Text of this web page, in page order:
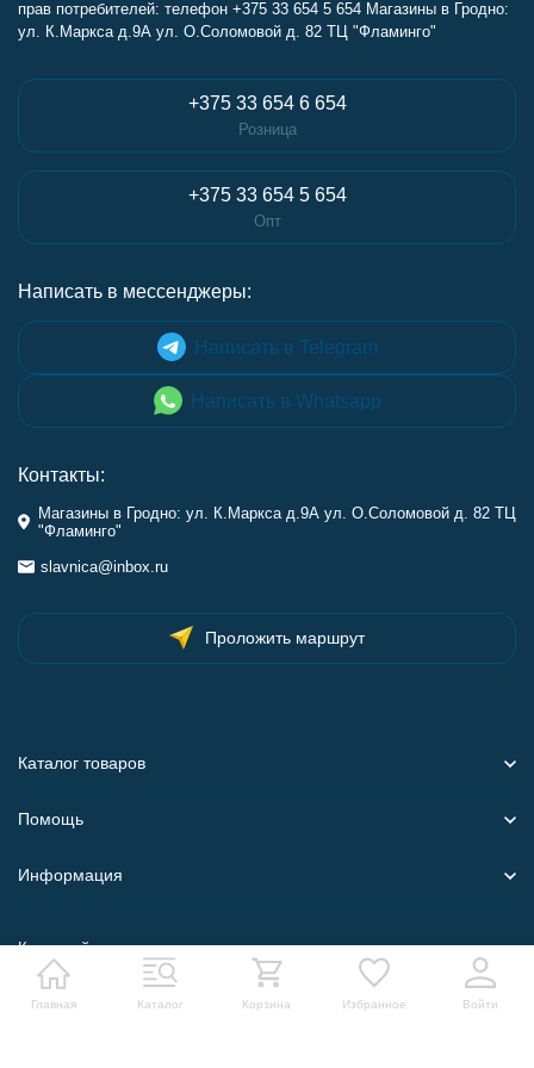
Главная Каталог Корзина Избранное Войти
прав потребителей: телефон +375 33 654 5 654 Магазины в Гродно:
ул. К.Маркса д.9А ул. О.Соломовой д. 82 ТЦ "Фламинго"
+375 33 654 6 654
Розница
+375 33 654 5 654
Опт
Написать в мессенджеры:
Написать в Telegram
Написать в Whatsapp
Контакты:
Магазины в Гродно: ул. К.Маркса д.9А ул. О.Соломовой д. 82 ТЦ
"Фламинго"
slavnica@inbox.ru
Проложить маршрут
Каталог товаров
Помощь
Информация
Карта сайта